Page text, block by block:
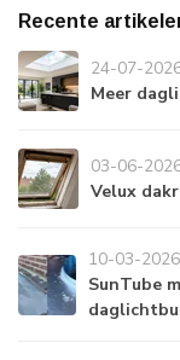
Recente
24-07-
Meer
03-06-
Velux
10-03-2026
SunTube